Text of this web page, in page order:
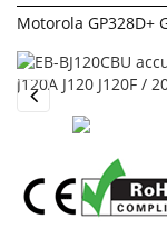
Motorola GP328D+
Previous